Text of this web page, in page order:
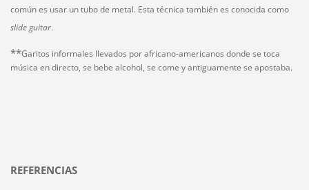
común es usar un tubo de metal. Esta técnica también es conocida como
slide guitar.
**Garitos informales llevados por africano-americanos donde se toca
música en directo, se bebe alcohol, se come y antiguamente se apostaba.
REFERENCIAS